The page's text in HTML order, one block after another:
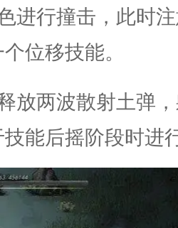
进行撞击，此时
位移技能。
放两波散射土弹
能后摇阶段时进